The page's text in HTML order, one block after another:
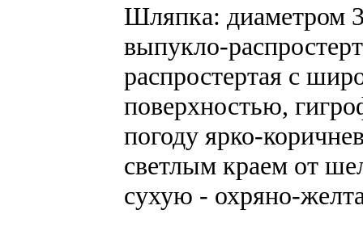
Шляпка: диаметром
выпукло-
распростертая с
поверхностью,
погоду ярко-
светлым краем от
сухую - охряно-